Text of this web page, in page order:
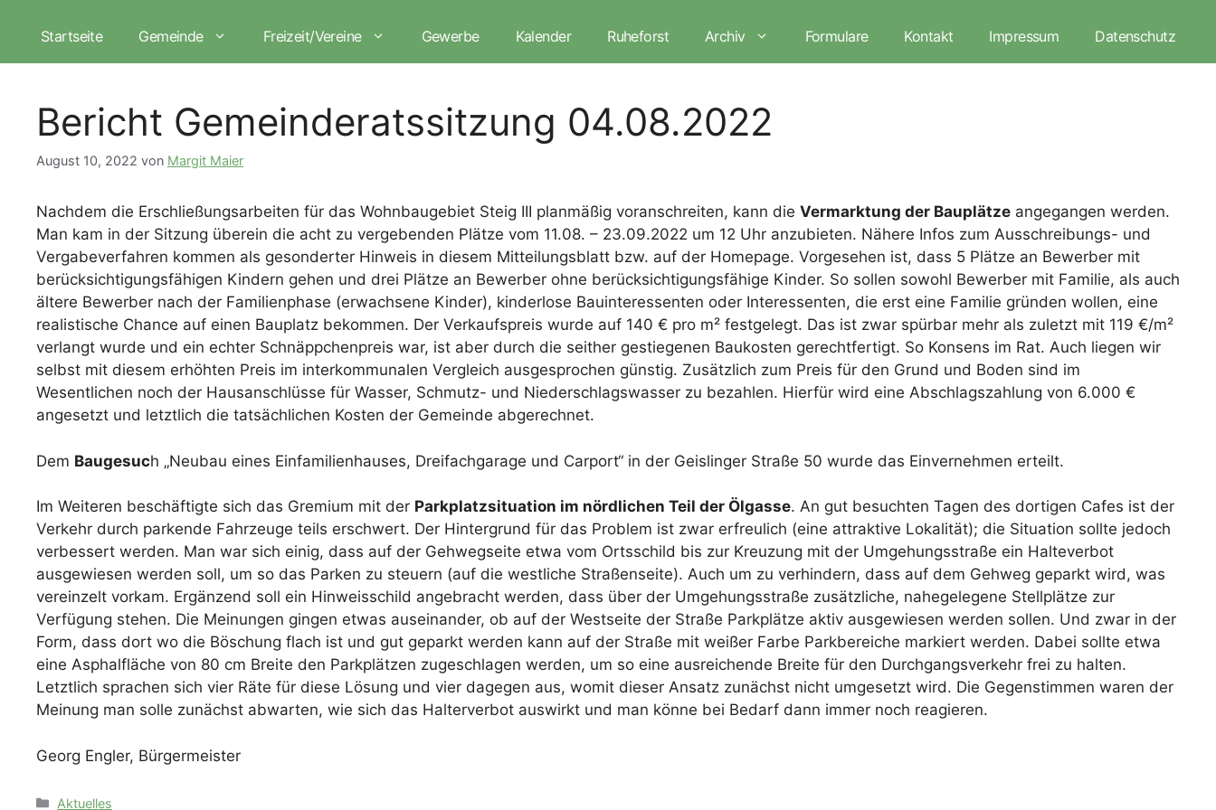
Startseite Gemeinde Freizeit/Vereine Gewerbe Kalender Ruheforst Archiv Formulare Kontakt Impressum Datenschutz
Bericht Gemeinderatssitzung 04.08.2022
August 10, 2022 von Margit Maier
Nachdem die Erschließungsarbeiten für das Wohnbaugebiet Steig III planmäßig voranschreiten, kann die Vermarktung der Bauplätze angegangen werden.
Man kam in der Sitzung überein die acht zu vergebenden Plätze vom 11.08. – 23.09.2022 um 12 Uhr anzubieten. Nähere Infos zum Ausschreibungs- und
Vergabeverfahren kommen als gesonderter Hinweis in diesem Mitteilungsblatt bzw. auf der Homepage. Vorgesehen ist, dass 5 Plätze an Bewerber mit
berücksichtigungsfähigen Kindern gehen und drei Plätze an Bewerber ohne berücksichtigungsfähige Kinder. So sollen sowohl Bewerber mit Familie, als auch
ältere Bewerber nach der Familienphase (erwachsene Kinder), kinderlose Bauinteressenten oder Interessenten, die erst eine Familie gründen wollen, eine
realistische Chance auf einen Bauplatz bekommen. Der Verkaufspreis wurde auf 140 € pro m² festgelegt. Das ist zwar spürbar mehr als zuletzt mit 119 €/m²
verlangt wurde und ein echter Schnäppchenpreis war, ist aber durch die seither gestiegenen Baukosten gerechtfertigt. So Konsens im Rat. Auch liegen wir
selbst mit diesem erhöhten Preis im interkommunalen Vergleich ausgesprochen günstig. Zusätzlich zum Preis für den Grund und Boden sind im
Wesentlichen noch der Hausanschlüsse für Wasser, Schmutz- und Niederschlagswasser zu bezahlen. Hierfür wird eine Abschlagszahlung von 6.000 €
angesetzt und letztlich die tatsächlichen Kosten der Gemeinde abgerechnet.
Dem Baugesuch „Neubau eines Einfamilienhauses, Dreifachgarage und Carport“ in der Geislinger Straße 50 wurde das Einvernehmen erteilt.
Im Weiteren beschäftigte sich das Gremium mit der Parkplatzsituation im nördlichen Teil der Ölgasse. An gut besuchten Tagen des dortigen Cafes ist der
Verkehr durch parkende Fahrzeuge teils erschwert. Der Hintergrund für das Problem ist zwar erfreulich (eine attraktive Lokalität); die Situation sollte jedoch
verbessert werden. Man war sich einig, dass auf der Gehwegseite etwa vom Ortsschild bis zur Kreuzung mit der Umgehungsstraße ein Halteverbot
ausgewiesen werden soll, um so das Parken zu steuern (auf die westliche Straßenseite). Auch um zu verhindern, dass auf dem Gehweg geparkt wird, was
vereinzelt vorkam. Ergänzend soll ein Hinweisschild angebracht werden, dass über der Umgehungsstraße zusätzliche, nahegelegene Stellplätze zur
Verfügung stehen. Die Meinungen gingen etwas auseinander, ob auf der Westseite der Straße Parkplätze aktiv ausgewiesen werden sollen. Und zwar in der
Form, dass dort wo die Böschung flach ist und gut geparkt werden kann auf der Straße mit weißer Farbe Parkbereiche markiert werden. Dabei sollte etwa
eine Asphalfläche von 80 cm Breite den Parkplätzen zugeschlagen werden, um so eine ausreichende Breite für den Durchgangsverkehr frei zu halten.
Letztlich sprachen sich vier Räte für diese Lösung und vier dagegen aus, womit dieser Ansatz zunächst nicht umgesetzt wird. Die Gegenstimmen waren der
Meinung man solle zunächst abwarten, wie sich das Halterverbot auswirkt und man könne bei Bedarf dann immer noch reagieren.
Georg Engler, Bürgermeister
Kategorien
Aktuelles